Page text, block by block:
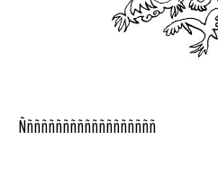
Ñññññññññññññññññññ